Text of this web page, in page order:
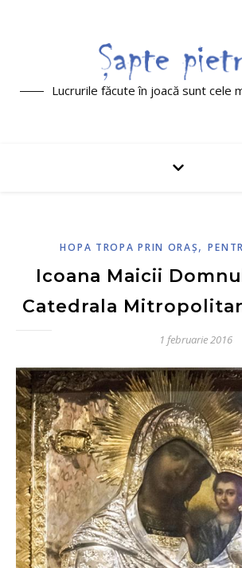
Lucrurile făcute în joacă sunt cele
HOPA TROPA PRIN ORAŞ,
Icoana Maicii
Catedrala
1 februarie 2016